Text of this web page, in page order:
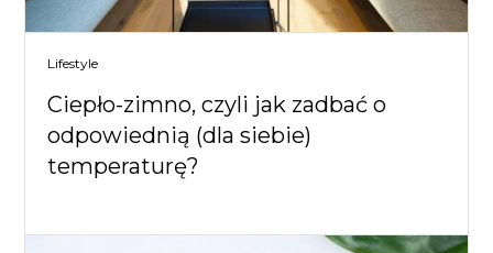
Lifestyle
Ciepło-zimno, czyli jak zadbać o
odpowiednią (dla siebie)
temperaturę?